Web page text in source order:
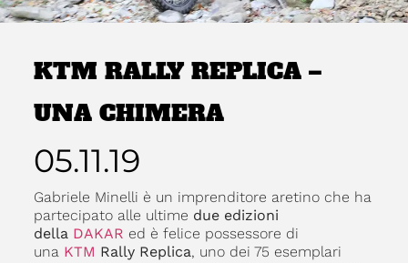
KTM RALLY REPLICA –
UNA CHIMERA
05.11.19
Gabriele Minelli è un imprenditore aretino che ha
partecipato alle ultime due edizioni
della DAKAR ed è felice possessore di
una KTM Rally Replica, uno dei 75 esemplari